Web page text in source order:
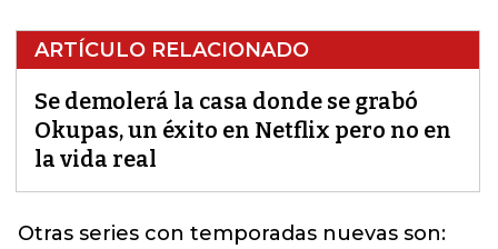
ARTÍCULO RELACIONADO
Se demolerá la casa donde se grabó
Okupas, un éxito en Netflix pero no en
la vida real
Otras series con temporadas nuevas son: